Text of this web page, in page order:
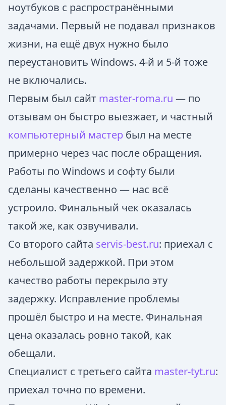
ноутбуков с распространёнными
задачами. Первый не подавал признаков
жизни, на ещё двух нужно было
переустановить Windows. 4-й и 5-й тоже
не включались.
Первым был сайт master-roma.ru — по
отзывам он быстро выезжает, и частный
компьютерный мастер был на месте
примерно через час после обращения.
Работы по Windows и софту были
сделаны качественно — нас всё
устроило. Финальный чек оказалась
такой же, как озвучивали.
Со второго сайта servis-best.ru: приехал с
небольшой задержкой. При этом
качество работы перекрыло эту
задержку. Исправление проблемы
прошёл быстро и на месте. Финальная
цена оказалась ровно такой, как
обещали.
Специалист с третьего сайта master-tyt.ru:
приехал точно по времени.